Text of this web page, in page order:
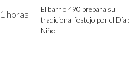
horas
El barrio 490 prepara su
tradicional festejo por el Día
Niño